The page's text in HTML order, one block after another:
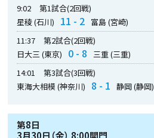
9:02
第1試合(2回戦)
星稜 (石川)
11 - 2 富島 (宮崎)
11:37
第2試合(2回戦)
日大三 (東京)
0 - 8
三重 (三重)
14:01
第3試合(3回戦)
東海大相模 (神奈川)
8 - 1 静岡 (静岡)
第8日
3月30日（金） 8:00開門